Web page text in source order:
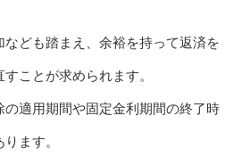
ども踏まえ、余裕を持って返済を
ことが求められます。
適用期間や固定金利期間の終了時
ます。